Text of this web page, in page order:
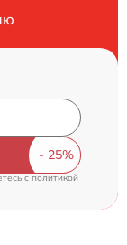
c политикой